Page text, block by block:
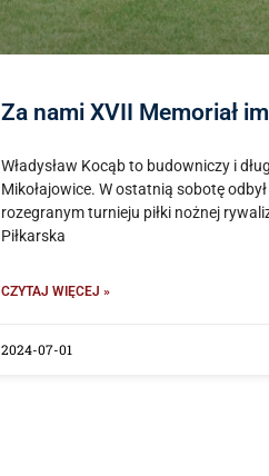
Za nami XVII Memoriał
Władysław Kocąb to budowniczy i
Mikołajowice. W ostatnią sobotę
rozegranym turnieju piłki nożnej
Piłkarska
CZYTAJ WIĘCEJ »
2024-07-01